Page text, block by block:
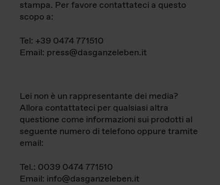
stampa. Per favore contattateci a questo
scopo a:
Tel: +39 0474 771510
Email: press@dasganzeleben.it
Lei non è un rappresentante dei media?
Allora contattateci per qualsiasi altra
questione come informazioni sui prodotti al
seguente numero di telefono oppure tramite
email:
Tel.: 0039 0474 771510
Email: info@dasganzeleben.it